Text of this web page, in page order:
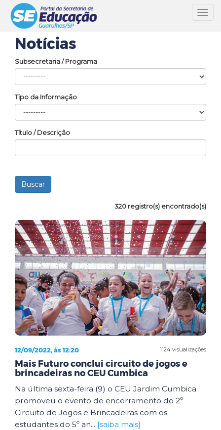
Notícias
Subsecretaria / Programa
Tipo da Informação
Título / Descrição
320 registro(s) encontrado(s)
1124 visualizações
12/09/2022, às 12:20
Mais Futuro conclui circuito de jogos e
brincadeiras no CEU Cumbica
Na última sexta-feira (9) o CEU Jardim Cumbica
promoveu o evento de encerramento do 2º
Circuito de Jogos e Brincadeiras com os
estudantes do 5º an... [saiba mais]